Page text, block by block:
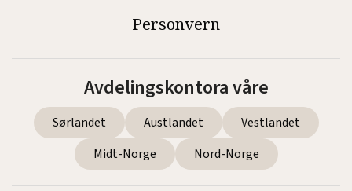
Personvern
Avdelingskontora våre
Sørlandet Austlandet
Vestlandet
Midt-Norge
Nord-Norge